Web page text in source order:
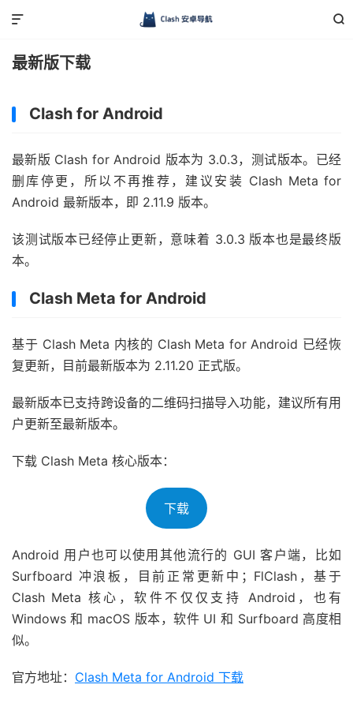


最新版下载
Clash for Android
最新版 Clash for Android 版本为 3.0.3，测试版本。已经
删库停更，所以不再推荐，建议安装 Clash Meta for
Android 最新版本，即 2.11.9 版本。
该测试版本已经停止更新，意味着 3.0.3 版本也是最终版
本。
Clash Meta for Android
基于 Clash Meta 内核的 Clash Meta for Android 已经恢
复更新，目前最新版本为 2.11.20 正式版。
最新版本已支持跨设备的二维码扫描导入功能，建议所有用
户更新至最新版本。
下载 Clash Meta 核心版本：
下载
Android 用户也可以使用其他流行的 GUI 客户端，比如
Surfboard 冲浪板，目前正常更新中；FlClash，基于
Clash Meta 核心，软件不仅仅支持 Android，也有
Windows 和 macOS 版本，软件 UI 和 Surfboard 高度相
似。
官方地址： Clash Meta for Android 下载